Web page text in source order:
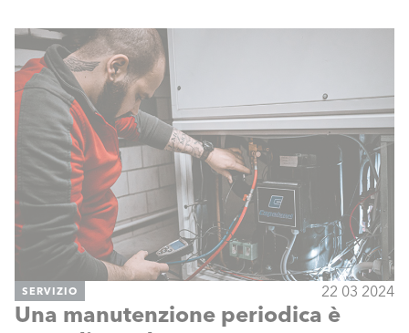
SERVIZIO 22 03 2024
Una manutenzione periodica è